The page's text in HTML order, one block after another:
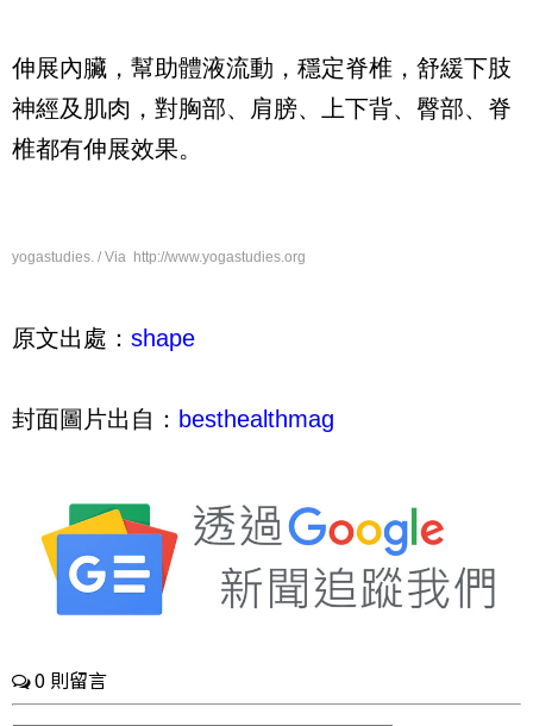
伸展內臟，幫助體液流動，穩定脊椎，舒緩下肢
神經及肌肉，對胸部、肩膀、上下背、臀部、脊
椎都有伸展效果。
yogastudies. / Via http://www.yogastudies.org
原文出處： shape
封面圖片出自： besthealthmag